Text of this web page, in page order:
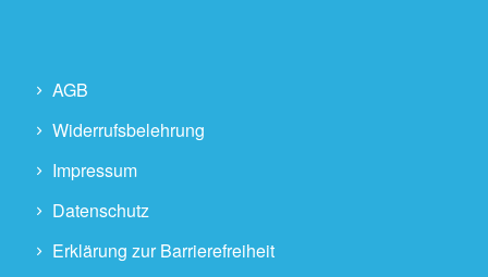
AGB
Widerrufsbelehrung
Impressum
Datenschutz
Erklärung zur Barrierefreiheit